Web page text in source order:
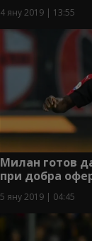
4 яну 2019 | 13:55
Милан готов
при добра
5 яну 2019 | 04:45